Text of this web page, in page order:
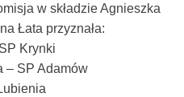
w składzie Agnieszka
Łata przyznała:
Krynki
– SP Adamów